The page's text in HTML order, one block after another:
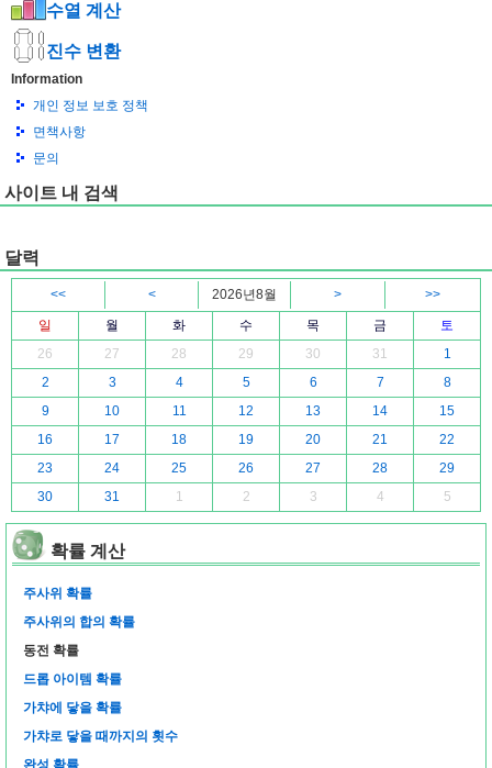
수열 계산
진수 변환
Information
개인 정보 보호 정책
면책사항
문의
사이트 내 검색
달력
<< < 2026년8월 >
>>
일
월 화 수 목 금
토
26
27 28 29 30 31
1
2
3 4 5 6 7
8
9
10 11 12 13 14
15
16
17 18 19 20 21
22
23
24 25 26 27 28
29
30
31 1 2 3 4 5
확률 계산
주사위 확률
주사위의 합의 확률
동전 확률
드롭 아이템 확률
가챠에 닿을 확률
가챠로 닿을 때까지의 횟수
완성 확률